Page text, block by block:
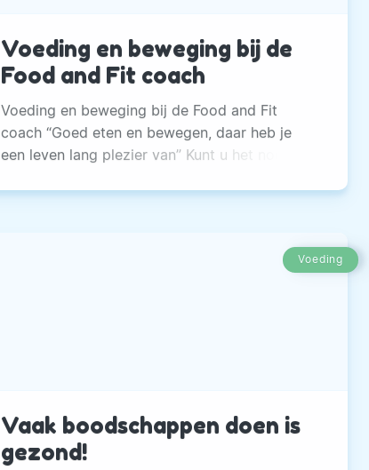
Voeding en beweging bij de
Food and Fit coach
Voeding en beweging bij de Food and Fit
coach “Goed eten en bewegen, daar heb je
een leven lang plezier van” Kunt u het nog
over voeding en allerlei meningen buitelen
ga je om met verleidingen? Mag je alles eten?
Waarom moet je ontbijten? Vind de weg maarVoeding
Vaak boodschappen doen is
gezond!